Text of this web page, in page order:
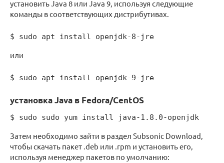
установить Java 8 или Java 9, используя следующие
команды в соответствующих дистрибутивах.
$ sudo apt install openjdk-8-jre
или
$ sudo apt install openjdk-9-jre
установка Java в Fedora/CentOS
$ sudo sudo yum install java-1.8.0-openjdk
Затем необходимо зайти в раздел Subsonic Download,
чтобы скачать пакет .deb или .rpm и установить его,
используя менеджер пакетов по умолчанию: